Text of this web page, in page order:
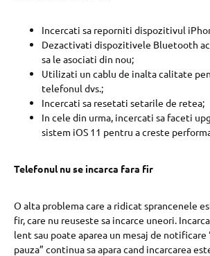
Incercati sa reporniti dispozitivul
Dezactivati dispozitivele Bluetooth
sa le asociati din nou;
Utilizati un cablu de inalta calitate
telefonul dvs.;
Incercati sa resetati setarile de retea;
In cele din urma, incercati sa faceti
sistem iOS 11 pentru a creste
Telefonul nu se incarca fara fir
O alta problema care a ridicat sprancenele
fir, care nu reuseste sa incarce uneori.
lent sau poate aparea un mesaj de notificare
pauza” continua sa apara cand incarcarea